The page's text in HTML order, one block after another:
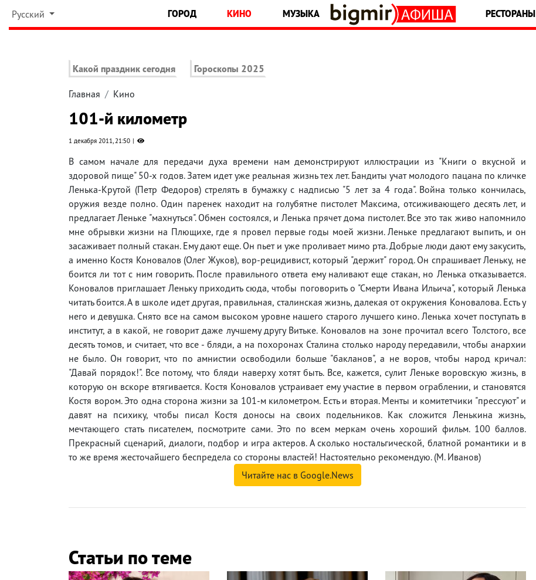
Русский ГОРОД КИНО МУЗЫКА РЕСТОРАНЫ
Какой праздник сегодня Гороскопы 2025
Главная Кино
101-й километр
1 декабря 2011, 21:50
В самом начале для передачи духа времени нам демонстрируют иллюстрации из "Книги о вкусной и
здоровой пище" 50-х годов. Затем идет уже реальная жизнь тех лет. Бандиты учат молодого пацана по кличке
Ленька-Крутой (Петр Федоров) стрелять в бумажку с надписью "5 лет за 4 года". Война только кончилась,
оружия везде полно. Один паренек находит на голубятне пистолет Максима, отсиживающего десять лет, и
предлагает Леньке "махнуться". Обмен состоялся, и Ленька прячет дома пистолет. Все это так живо напомнило
мне обрывки жизни на Плющихе, где я провел первые годы моей жизни. Леньке предлагают выпить, и он
засаживает полный стакан. Ему дают еще. Он пьет и уже проливает мимо рта. Добрые люди дают ему закусить,
а именно Костя Коновалов (Олег Жуков), вор-рецидивист, который "держит" город. Он спрашивает Леньку, не
боится ли тот с ним говорить. После правильного ответа ему наливают еще стакан, но Ленька отказывается.
Коновалов приглашает Леньку приходить сюда, чтобы поговорить о "Смерти Ивана Ильича", который Ленька
читать боится. А в школе идет другая, правильная, сталинская жизнь, далекая от окружения Коновалова. Есть у
него и девушка. Снято все на самом высоком уровне нашего старого лучшего кино. Ленька хочет поступать в
институт, а в какой, не говорит даже лучшему другу Витьке. Коновалов на зоне прочитал всего Толстого, все
десять томов, и считает, что все - бляди, а на похоронах Сталина столько народу передавили, чтобы анархии
не было. Он говорит, что по амнистии освободили больше "бакланов", а не воров, чтобы народ кричал:
"Давай порядок!". Все потому, что бляди наверху хотят быть. Все, кажется, сулит Леньке воровскую жизнь, в
которую он вскоре втягивается. Костя Коновалов устраивает ему участие в первом ограблении, и становятся
Костя вором. Это одна сторона жизни за 101-м километром. Есть и вторая. Менты и комитетчики "прессуют" и
давят на психику, чтобы писал Костя доносы на своих подельников. Как сложится Ленькина жизнь,
мечтающего стать писателем, посмотрите сами. Это по всем меркам очень хороший фильм. 100 баллов.
Прекрасный сценарий, диалоги, подбор и игра актеров. А сколько ностальгической, блатной романтики и в
то же время жесточайшего беспредела со стороны властей! Настоятельно рекомендую. (М. Иванов)
Читайте нас в Google.News
Статьи по теме